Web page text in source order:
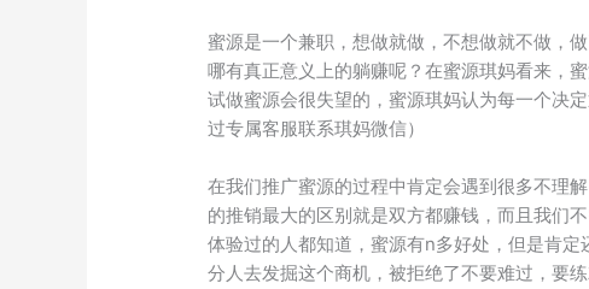
蜜源是一个兼职，想做就做，不想做就不做，
哪有真正意义上的躺赚呢？在蜜源琪妈看来，
试做蜜源会很失望的，蜜源琪妈认为每一个决
过专属客服联系琪妈微信）
在我们推广蜜源的过程中肯定会遇到很多不理
的推销最大的区别就是双方都赚钱，而且我们
体验过的人都知道，蜜源有n多好处，但是肯
分人去发掘这个商机，被拒绝了不要难过，要